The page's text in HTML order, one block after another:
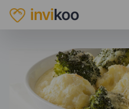
invikoo